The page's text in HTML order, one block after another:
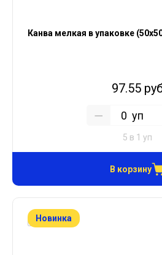
Канва мелкая в упаковке
97.55
уп
5 в 1 уп
В корзину
Новинка